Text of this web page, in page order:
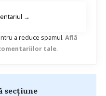
a reduce spamul. Află
tale.
secțiune